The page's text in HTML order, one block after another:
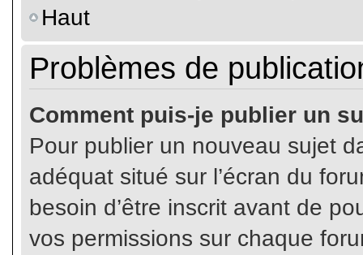
Haut
Problèmes de
Comment puis-je publier un
Pour publier un nouveau sujet
adéquat situé sur l’écran du
besoin d’être inscrit avant de
vos permissions sur chaque